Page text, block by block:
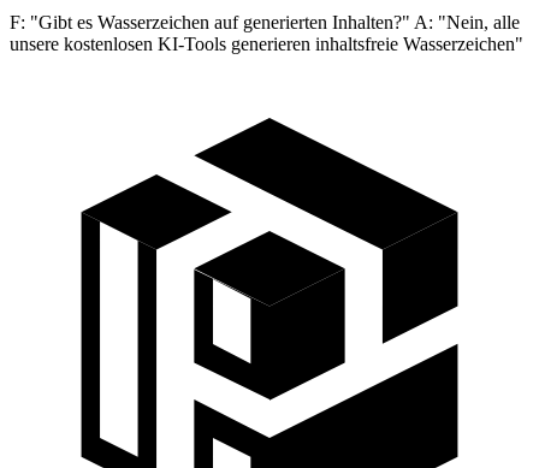
F: "Gibt es Wasserzeichen auf generierten Inhalten?" A: "Nein, alle
unsere kostenlosen KI-Tools generieren inhaltsfreie Wasserzeichen"